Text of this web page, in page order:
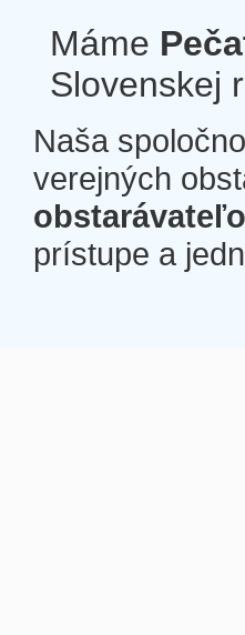
Máme
Slovenskej
Naša
verejných
prístupe a